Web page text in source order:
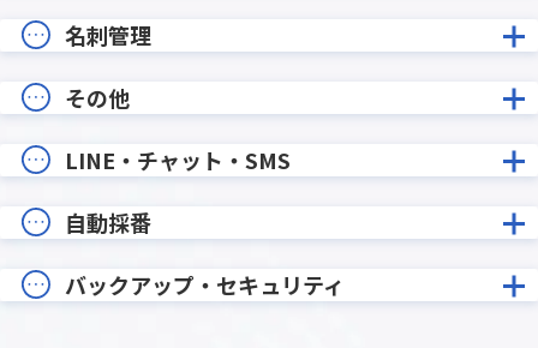
名刺管理
その他
LINE・チャット・SMS
自動採番
バックアップ・セキュリティ